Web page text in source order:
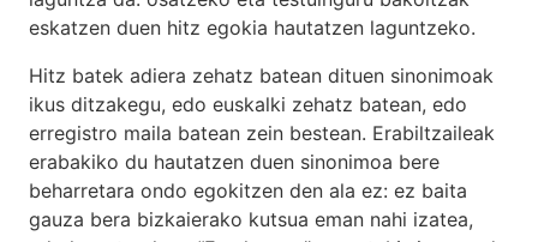
eskatzen duen hitz egokia hautatzen laguntzeko.
Hitz batek adiera zehatz batean dituen sinonimoak
ikus ditzakegu, edo euskalki zehatz batean, edo
erregistro maila batean zein bestean. Erabiltzaileak
erabakiko du hautatzen duen sinonimoa bere
beharretara ondo egokitzen den ala ez: ez baita
gauza bera bizkaierako kutsua eman nahi izatea,